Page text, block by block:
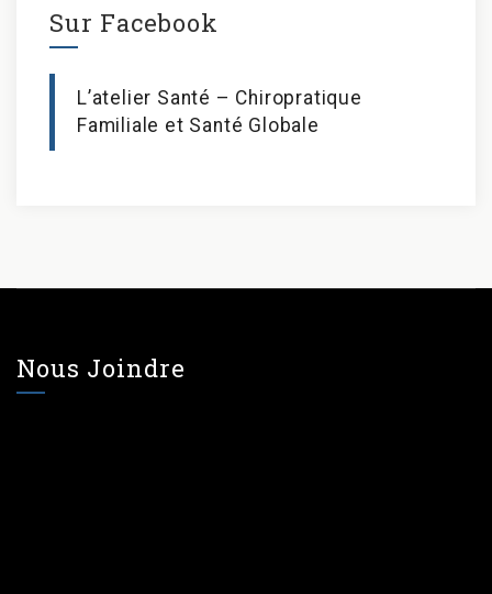
Sur Facebook
L’atelier Santé – Chiropratique
Familiale et Santé Globale
Nous Joindre